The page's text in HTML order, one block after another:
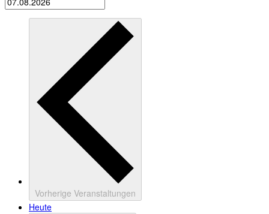
Vorherige Veranstaltungen
Heute